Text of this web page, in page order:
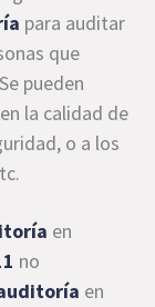
para auditar
que
pueden
la calidad de
o a los
en
no
en